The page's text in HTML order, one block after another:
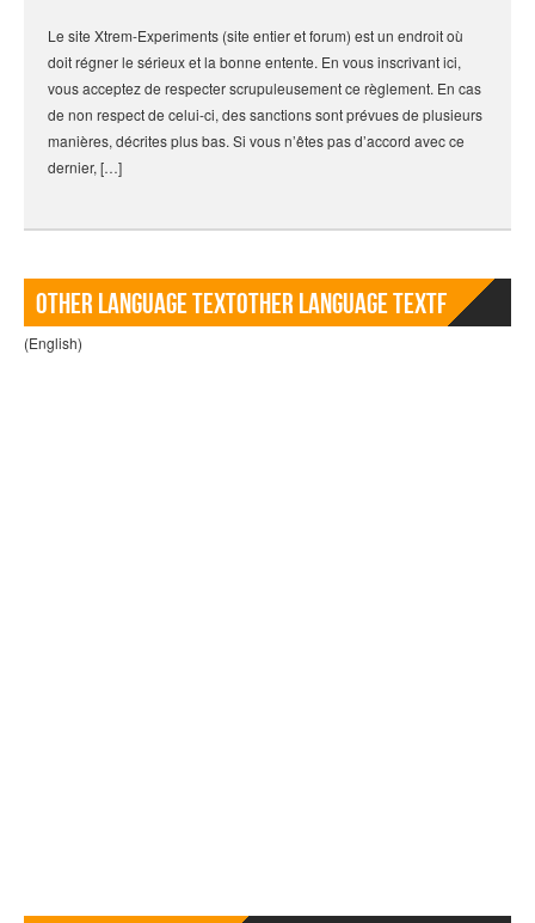
Le site Xtrem-Experiments (site entier et forum) est un endroit où
doit régner le sérieux et la bonne entente. En vous inscrivant ici,
vous acceptez de respecter scrupuleusement ce règlement. En cas
de non respect de celui-ci, des sanctions sont prévues de plusieurs
manières, décrites plus bas. Si vous n’êtes pas d’accord avec ce
dernier, […]
Other language TextOther language Textf
(English)